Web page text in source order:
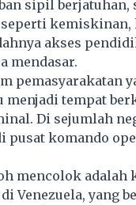
sipil berjatuhan,
kemiskinan,
akses
mendasar.
pemasyarakatan
menjadi tempat
Di sejumlah
pusat komando
mencolok adalah
Venezuela, yang